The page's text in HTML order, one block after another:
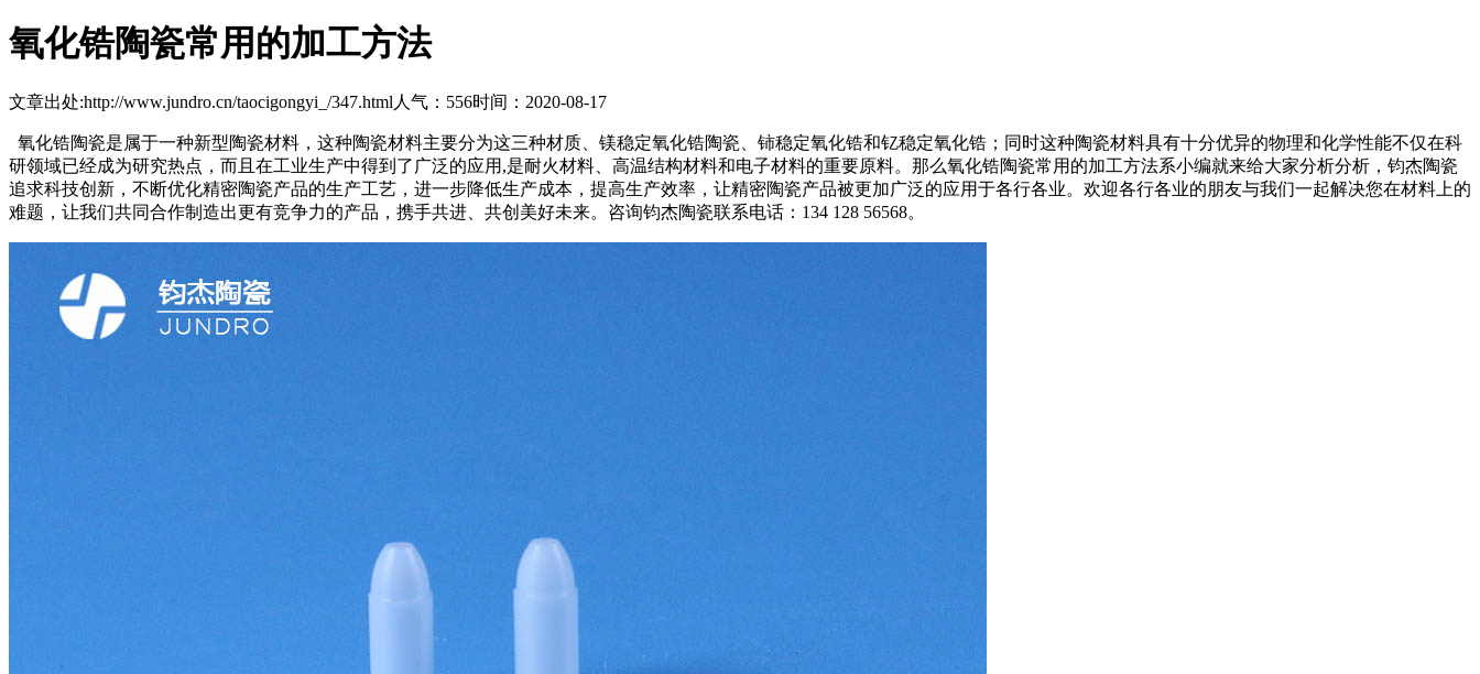
氧化锆陶瓷常用的加工方法
文章出处:http://www.jundro.cn/taocigongyi_/347.html人气：556时间：2020-08-17
氧化锆陶瓷是属于一种新型陶瓷材料，这种陶瓷材料主要分为这三种材质、镁稳定氧化锆陶瓷、铈稳定氧化锆和钇稳定氧化锆；同时这种陶瓷材料具有十分优异的物理和化学性能不仅在科
研领域已经成为研究热点，而且在工业生产中得到了广泛的应用,是耐火材料、高温结构材料和电子材料的重要原料。那么氧化锆陶瓷常用的加工方法系小编就来给大家分析分析，钧杰陶瓷
追求科技创新，不断优化精密陶瓷产品的生产工艺，进一步降低生产成本，提高生产效率，让精密陶瓷产品被更加广泛的应用于各行各业。欢迎各行各业的朋友与我们一起解决您在材料上的
难题，让我们共同合作制造出更有竞争力的产品，携手共进、共创美好未来。咨询钧杰陶瓷联系电话：134 128 56568。